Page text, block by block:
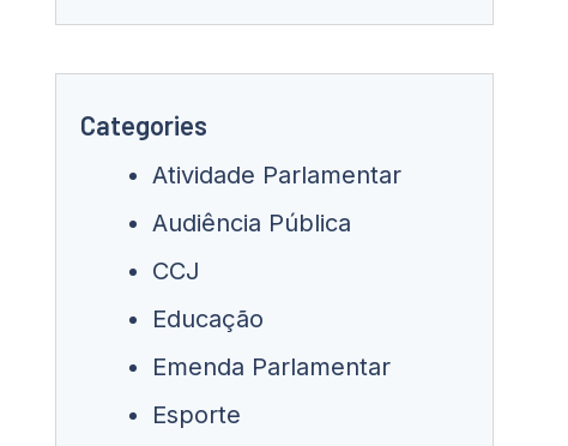
Categories
Atividade Parlamentar
Audiência Pública
CCJ
Educação
Emenda Parlamentar
Esporte